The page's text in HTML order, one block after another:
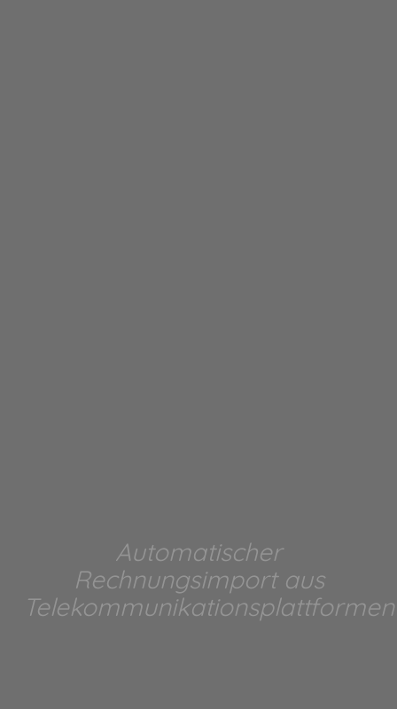
Automatischer
Rechnungsimport aus
Telekommunikationsplattformen